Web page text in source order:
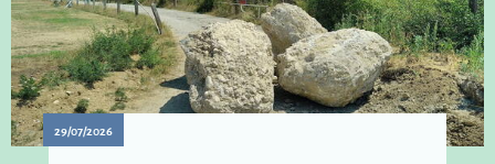
29/07/2026